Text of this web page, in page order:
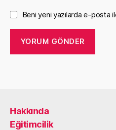
Beni yeni yazılarda e-posta
Hakkında
Eğitimcilik